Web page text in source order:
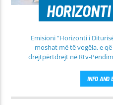
Emisioni “Horizonti i
moshat më të vogëla, e
drejtpërtdrejt në Rtv-Pendimi. Përfshirja e
rrugën e duhur të besimit
të jemi më afër dëgjuesve të
INFO AND